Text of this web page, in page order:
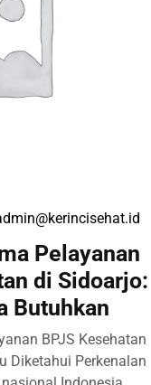
Pelayanan
di Sidoarjo:
Butuhkan
BPJS Kesehatan
Diketahui Perkenalan